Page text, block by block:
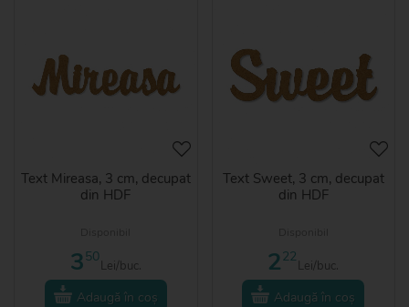
Text Mireasa, 3 cm, decupat
din HDF
350
Lei/buc.
Adaugă în coș
Text Sweet, 3 cm, decupat
din HDF
222
Lei/buc.
Adaugă în coș